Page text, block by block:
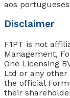
aos
Disclaimer
F1PT is not
Management,
One Licensing
Ltd or any
the official
their